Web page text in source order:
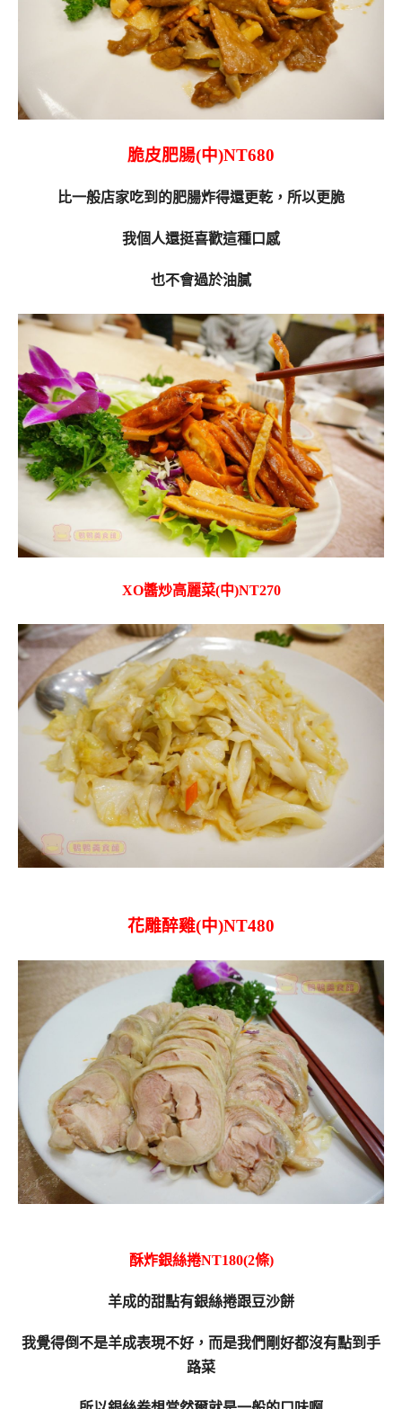
脆皮肥腸(中)NT680
比一般店家吃到的肥腸炸得還更乾，所以更脆
我個人還挺喜歡這種口感
也不會過於油膩
XO醬炒高麗菜(中)NT270
花雕醉雞(中)NT480
酥炸銀絲捲NT180(2條)
羊成的甜點有銀絲捲跟豆沙餅
我覺得倒不是羊成表現不好，而是我們剛好都沒有點到手
路菜